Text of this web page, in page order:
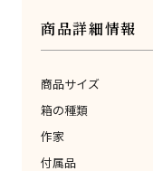
商品詳細情報
商品サイズ
箱の種類
作家
付属品